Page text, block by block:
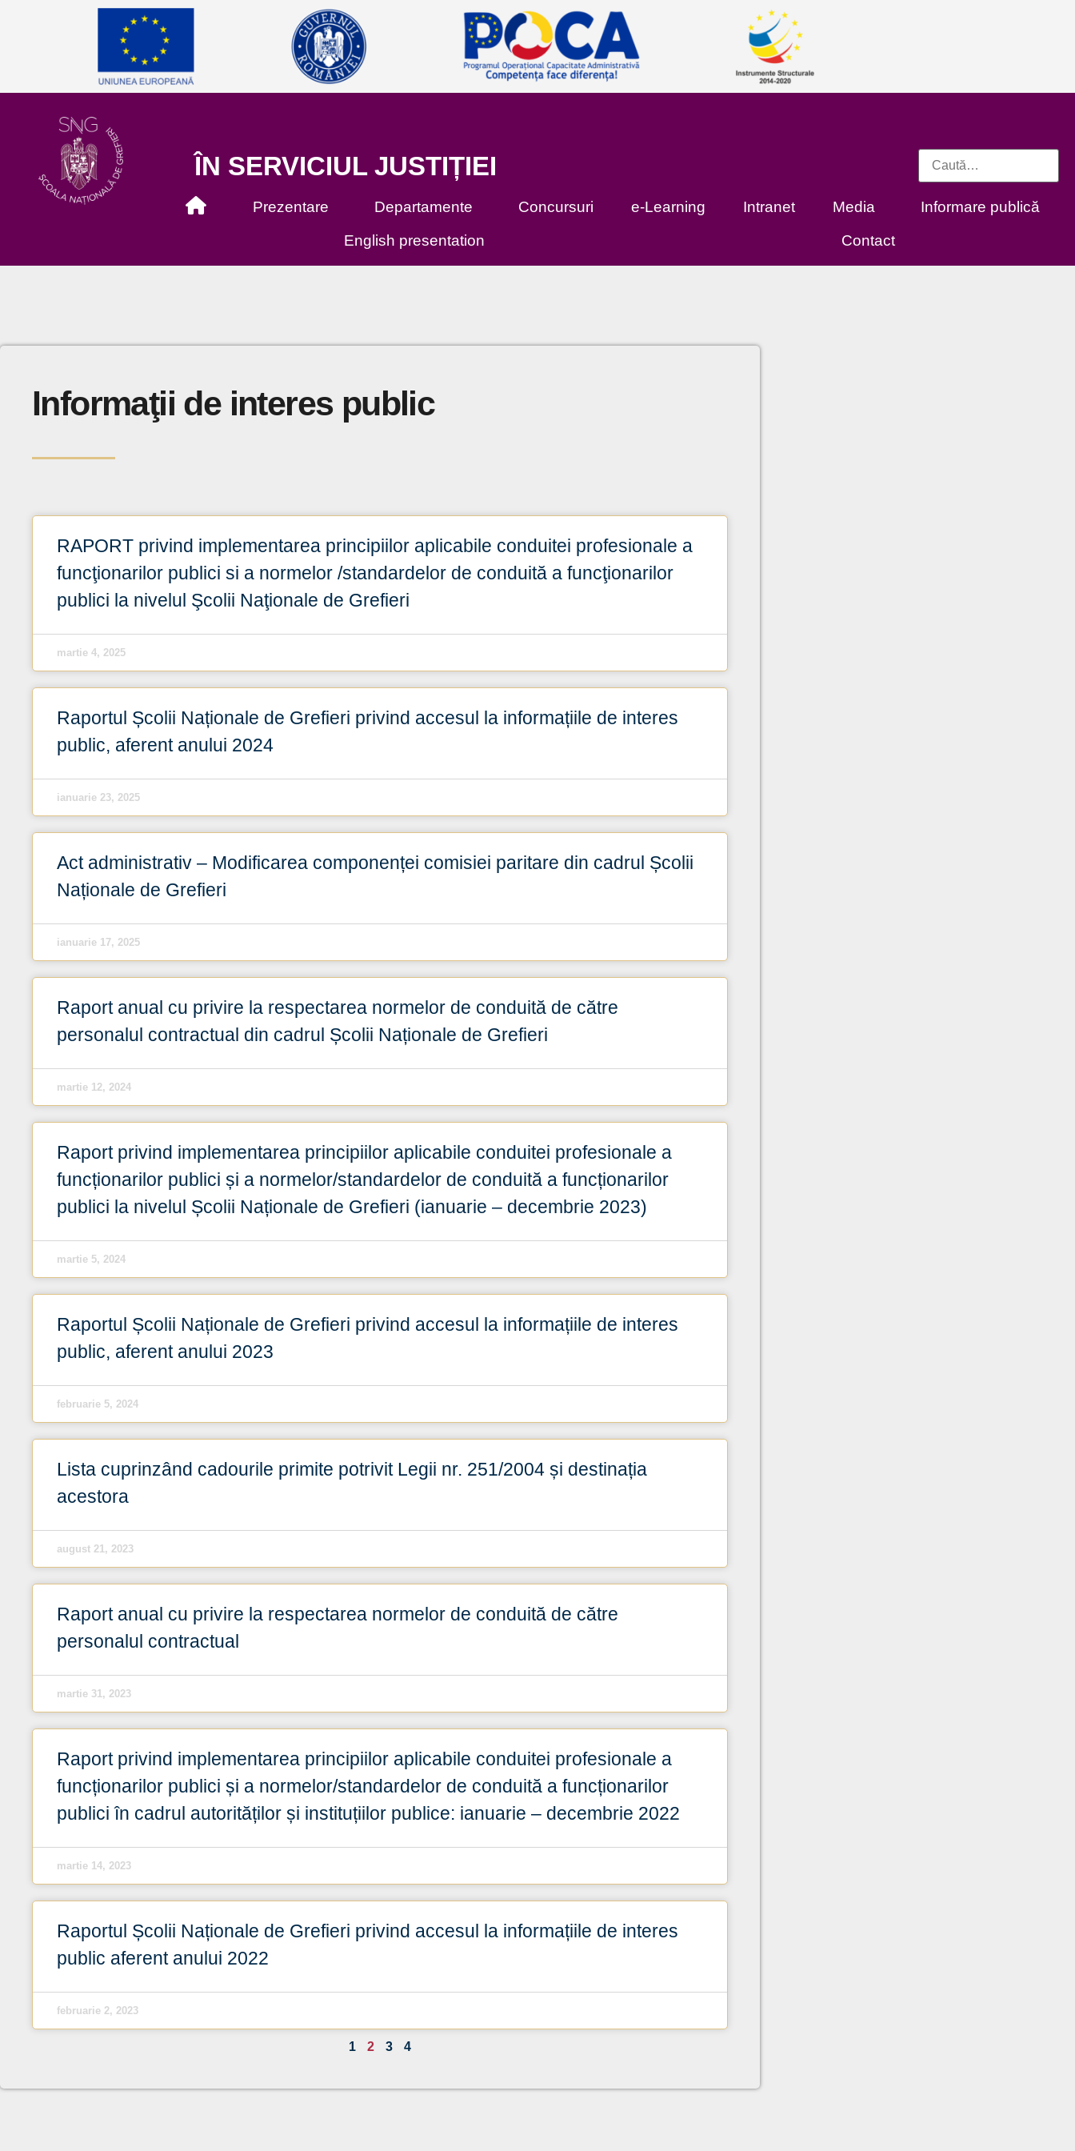
ÎN SERVICIUL JUSTIȚIEI
Prezentare Departamente Concursuri e-Learning Intranet Media
Informare publică
English presentation
Contact
Informaţii de interes public
RAPORT privind implementarea principiilor aplicabile conduitei profesionale a
funcţionarilor publici si a normelor /standardelor de conduită a funcţionarilor
publici la nivelul Şcolii Naţionale de Grefieri
martie 4, 2025
Raportul Școlii Naționale de Grefieri privind accesul la informațiile de interes
public, aferent anului 2024
ianuarie 23, 2025
Act administrativ – Modificarea componenței comisiei paritare din cadrul Școlii
Naționale de Grefieri
ianuarie 17, 2025
Raport anual cu privire la respectarea normelor de conduită de către
personalul contractual din cadrul Școlii Naționale de Grefieri
martie 12, 2024
Raport privind implementarea principiilor aplicabile conduitei profesionale a
funcționarilor publici și a normelor/standardelor de conduită a funcționarilor
publici la nivelul Școlii Naționale de Grefieri (ianuarie – decembrie 2023)
martie 5, 2024
Raportul Școlii Naționale de Grefieri privind accesul la informațiile de interes
public, aferent anului 2023
februarie 5, 2024
Lista cuprinzând cadourile primite potrivit Legii nr. 251/2004 și destinația
acestora
august 21, 2023
Raport anual cu privire la respectarea normelor de conduită de către
personalul contractual
martie 31, 2023
Raport privind implementarea principiilor aplicabile conduitei profesionale a
funcționarilor publici și a normelor/standardelor de conduită a funcționarilor
publici în cadrul autorităților și instituțiilor publice: ianuarie – decembrie 2022
martie 14, 2023
Raportul Școlii Naționale de Grefieri privind accesul la informațiile de interes
public aferent anului 2022
februarie 2, 2023
1 2 3 4